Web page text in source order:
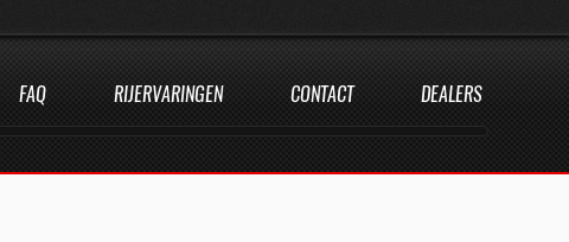
FAQ RIJERVARINGEN CONTACT DEALERS